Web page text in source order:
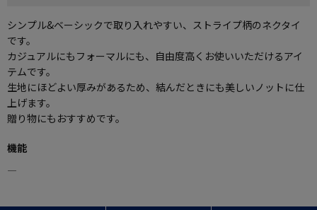
シンプル&ベーシックで取り入れやすい、ストライプ柄のネクタイ
です。
カジュアルにもフォーマルにも、自由度高くお使いいただけるアイ
テムです。
生地にほどよい厚みがあるため、結んだときにも美しいノットに仕
上げます。
贈り物にもおすすめです。
機能
―